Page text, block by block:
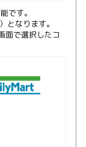
です。
となります。
面で選択したコ